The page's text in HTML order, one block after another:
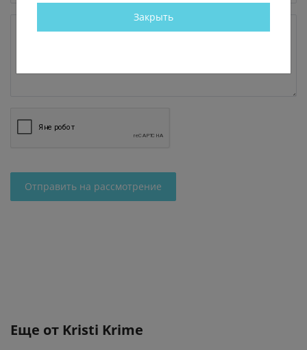
Отправить на рассмотрение
Еще от Kristi Krime
Закрыть